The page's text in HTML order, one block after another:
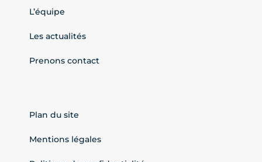
L’équipe
Les actualités
Prenons contact
Plan du site
Mentions légales